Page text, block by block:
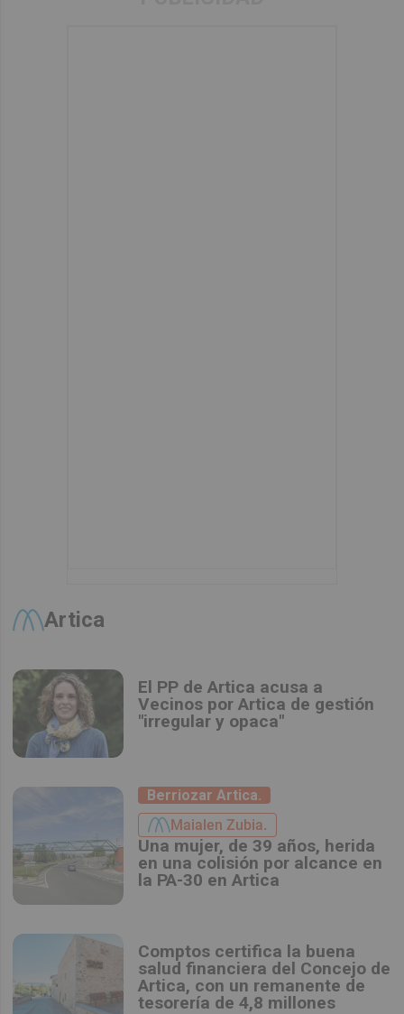
Artica
El PP de Artica acusa a
Vecinos por Artica de gestión
"irregular y opaca"
Berriozar Artica.
Maialen Zubia.
Una mujer, de 39 años, herida
en una colisión por alcance en
la PA-30 en Artica
Comptos certifica la buena
salud financiera del Concejo de
Artica, con un remanente de
tesorería de 4,8 millones